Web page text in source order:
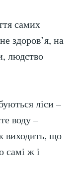
самих
здоров’я, на
людство
ліси –
воду –
виходить, що
самі ж і